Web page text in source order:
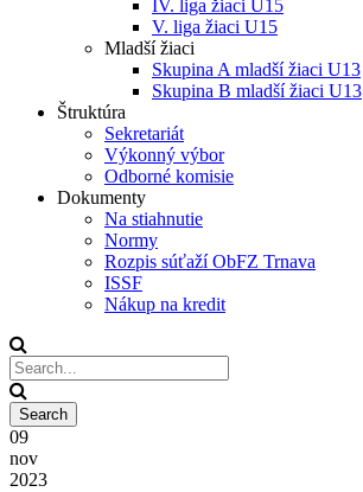
IV. liga žiaci U15
V. liga žiaci U15
Mladší žiaci
Skupina A mladší žiaci U13
Skupina B mladší žiaci U13
Štruktúra
Sekretariát
Výkonný výbor
Odborné komisie
Dokumenty
Na stiahnutie
Normy
Rozpis súťaží ObFZ Trnava
ISSF
Nákup na kredit
09
nov
2023